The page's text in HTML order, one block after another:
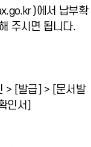
)에서 납부확
주시면 됩니다.
> [발급] > [문서발
인서]